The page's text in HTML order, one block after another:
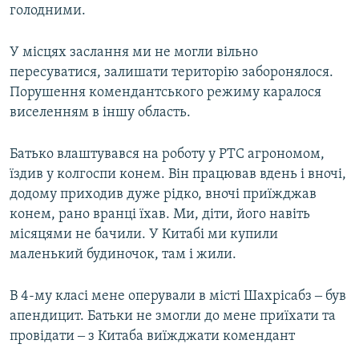
голодними.
У місцях заслання ми не могли вільно
пересуватися, залишати територію заборонялося.
Порушення комендантського режиму каралося
виселенням в іншу область.
Батько влаштувався на роботу у РТС агрономом,
їздив у колгоспи конем. Він працював вдень і вночі,
додому приходив дуже рідко, вночі приїжджав
конем, рано вранці їхав. Ми, діти, його навіть
місяцями не бачили. У Китабі ми купили
маленький будиночок, там і жили.
В 4-му класі мене оперували в місті Шахрісабз ‒ був
апендицит. Батьки не змогли до мене приїхати та
провідати ‒ з Китаба виїжджати комендант